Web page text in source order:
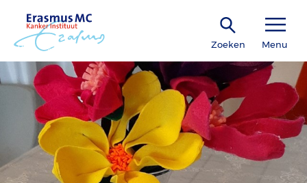
Zoeken Menu